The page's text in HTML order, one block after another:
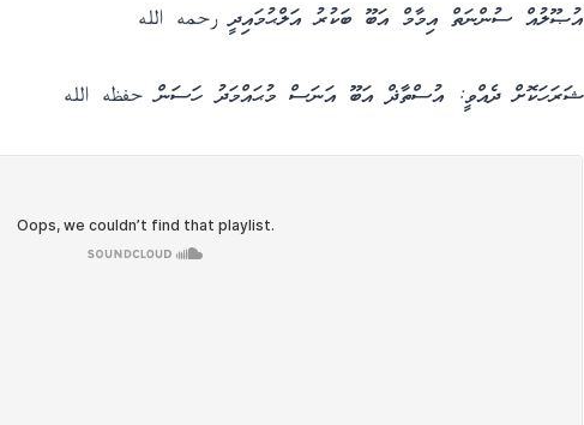
އުޞޫލުއް ސުންނަތް އިމާމް އަބޫ ބަކުރު އަލްޙުމައިދީ رحمه الله
ޝަރަހަކޮށް ދެއްވީ: އުސްތާޛް އަބޫ އަނަސް މުޙައްމަދު ހަސަން حفظه الله